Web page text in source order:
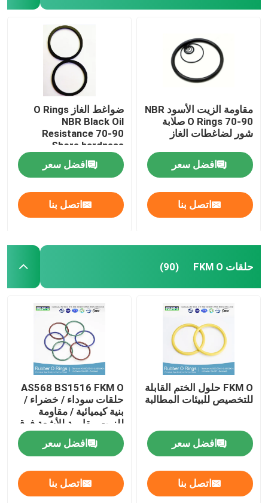
مقاومة الزيت الأسود NBR
O Rings 70-90 صلابة
شور لضاغطات الغاز
افضل سعر
اتصل بنا
ضواغط الغاز O Rings
NBR Black Oil
Resistance 70-90
Shore hardness
افضل سعر
اتصل بنا
حلقات FKM O (90)
FKM O حلول الختم القابلة
للتخصيص للبيئات المطالبة
افضل سعر
اتصل بنا
AS568 BS1516 FKM O
حلقات سوداء / خضراء /
بنية كيميائية / مقاومة
للزيت مقاومة للأشعة فوق
البنفسجية
افضل سعر
اتصل بنا